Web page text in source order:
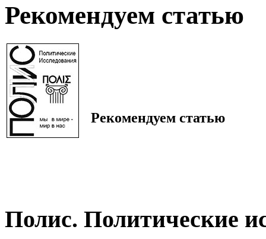
Рекомендуем статью
Рекомендуем статью
Полис. Политические